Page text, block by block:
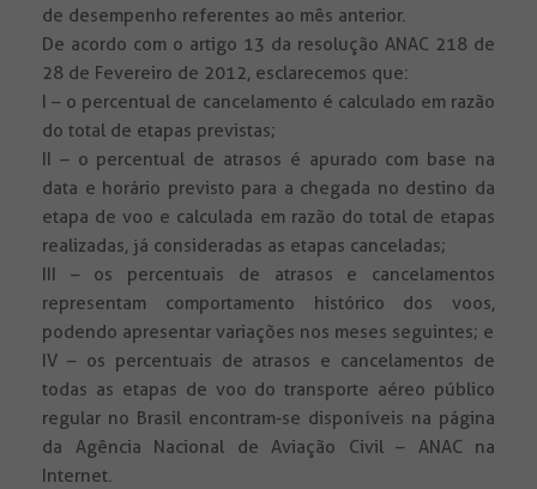
de desempenho referentes ao mês anterior.
De acordo com o artigo 13 da resolução ANAC 218 de
28 de Fevereiro de 2012, esclarecemos que:
I – o percentual de cancelamento é calculado em razão
do total de etapas previstas;
II – o percentual de atrasos é apurado com base na
data e horário previsto para a chegada no destino da
etapa de voo e calculada em razão do total de etapas
realizadas, já consideradas as etapas canceladas;
III – os percentuais de atrasos e cancelamentos
representam comportamento histórico dos voos,
podendo apresentar variações nos meses seguintes; e
IV – os percentuais de atrasos e cancelamentos de
todas as etapas de voo do transporte aéreo público
regular no Brasil encontram-se disponíveis na página
da Agência Nacional de Aviação Civil – ANAC na
Internet.